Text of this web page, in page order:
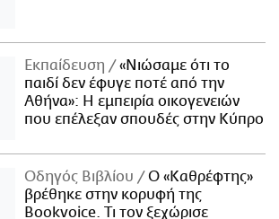
Εκπαίδευση
«Νιώσαμε ότι το
παιδί δεν έφυγε ποτέ από την
Αθήνα»: Η εμπειρία οικογενειών
που επέλεξαν σπουδές στην Κύπρο
Οδηγός Βιβλίου
Ο «Καθρέφτης»
βρέθηκε στην κορυφή της
Bookvoice. Τι τον ξεχώρισε